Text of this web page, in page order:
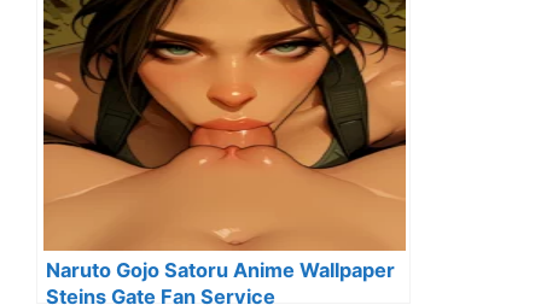
Naruto Gojo Satoru Anime Wallpaper
Steins Gate Fan Service